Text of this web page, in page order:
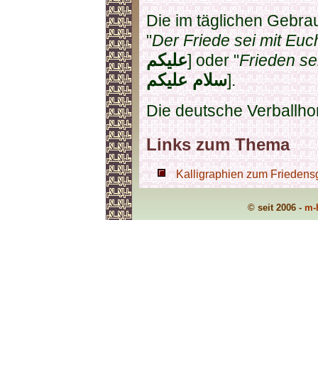
Die im täglichen
"Der Friede sei mit
عليكم] oder "Frieden
سلام عليكم].
Die deutsche
Links zum Thema
Kalligraphien zum
© seit 2006 -